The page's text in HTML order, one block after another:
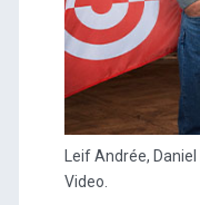
Leif Andrée,
Video.